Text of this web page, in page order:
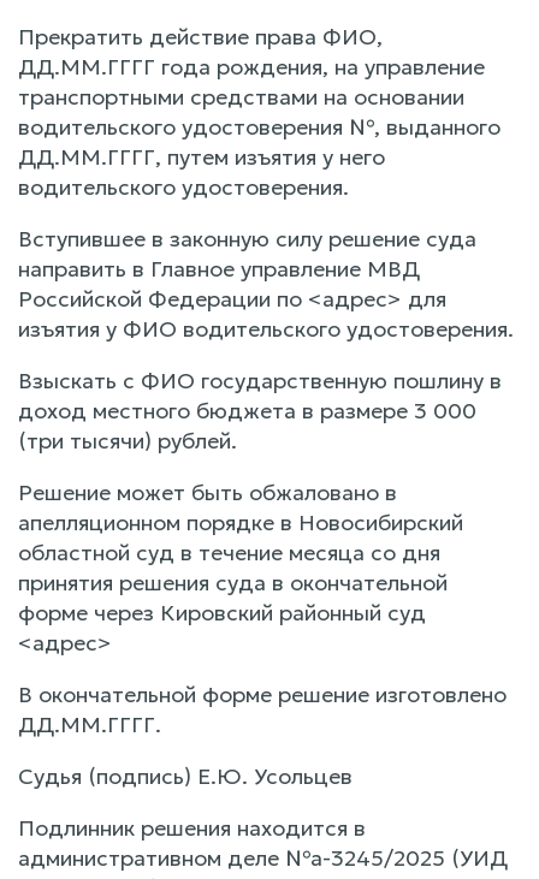
Прекратить действие права ФИО,
ДД.ММ.ГГГГ года рождения, на управление
транспортными средствами на основании
водительского удостоверения №, выданного
ДД.ММ.ГГГГ, путем изъятия у него
водительского удостоверения.
Вступившее в законную силу решение суда
направить в Главное управление МВД
Российской Федерации по <адрес> для
изъятия у ФИО водительского удостоверения.
Взыскать с ФИО государственную пошлину в
доход местного бюджета в размере 3 000
(три тысячи) рублей.
Решение может быть обжаловано в
апелляционном порядке в Новосибирский
областной суд в течение месяца со дня
принятия решения суда в окончательной
форме через Кировский районный суд
<адрес>
В окончательной форме решение изготовлено
ДД.ММ.ГГГГ.
Судья (подпись) Е.Ю. Усольцев
Подлинник решения находится в
административном деле №а-3245/2025 (УИД